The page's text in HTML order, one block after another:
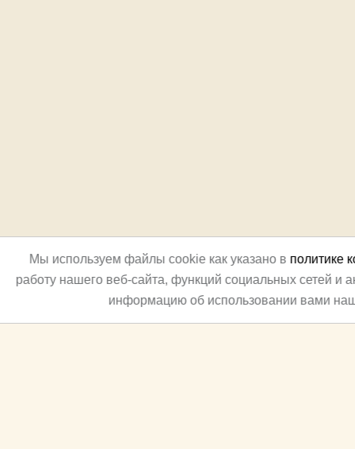
Мы используем файлы cookie как указано в политике
работу нашего веб-сайта, функций социальных сетей и
информацию об использовании вами